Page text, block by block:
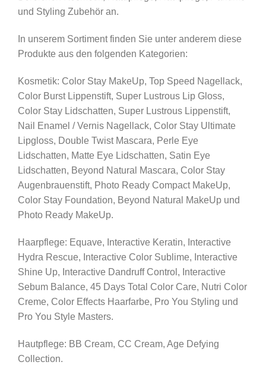
und Styling Zubehör an.
In unserem Sortiment finden Sie unter anderem diese
Produkte aus den folgenden Kategorien:
Kosmetik: Color Stay MakeUp, Top Speed Nagellack,
Color Burst Lippenstift, Super Lustrous Lip Gloss,
Color Stay Lidschatten, Super Lustrous Lippenstift,
Nail Enamel / Vernis Nagellack, Color Stay Ultimate
Lipgloss, Double Twist Mascara, Perle Eye
Lidschatten, Matte Eye Lidschatten, Satin Eye
Lidschatten, Beyond Natural Mascara, Color Stay
Augenbrauenstift, Photo Ready Compact MakeUp,
Color Stay Foundation, Beyond Natural MakeUp und
Photo Ready MakeUp.
Haarpflege: Equave, Interactive Keratin, Interactive
Hydra Rescue, Interactive Color Sublime, Interactive
Shine Up, Interactive Dandruff Control, Interactive
Sebum Balance, 45 Days Total Color Care, Nutri Color
Creme, Color Effects Haarfarbe, Pro You Styling und
Pro You Style Masters.
Hautpflege: BB Cream, CC Cream, Age Defying
Collection.